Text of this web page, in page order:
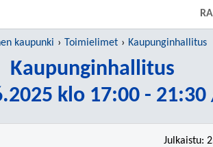
kaupunki Toimielimet Kaupunginhallitus
Kaupunginhallitus
klo 17:00 -
Julkaistu: